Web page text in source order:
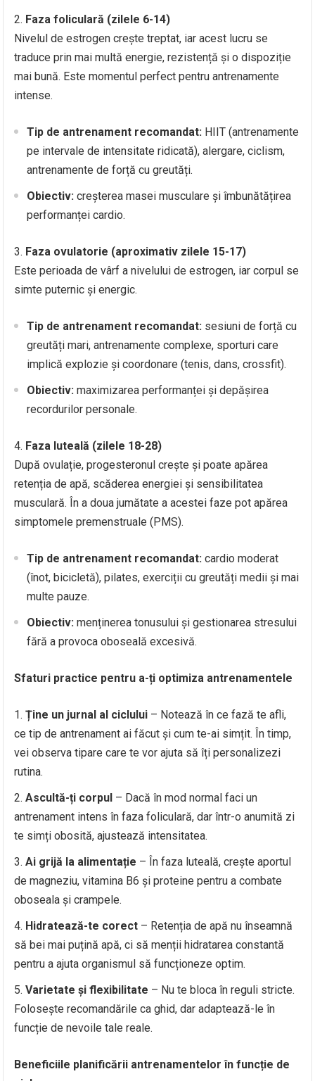
Faza foliculară (zilele 6-14)
Nivelul de estrogen crește treptat, iar acest lucru se
traduce prin mai multă energie, rezistență și o dispoziție
mai bună. Este momentul perfect pentru antrenamente
intense.
Tip de antrenament recomandat: HIIT (antrenamente
pe intervale de intensitate ridicată), alergare, ciclism,
antrenamente de forță cu greutăți.
Obiectiv: creșterea masei musculare și îmbunătățirea
performanței cardio.
Faza ovulatorie (aproximativ zilele 15-17)
Este perioada de vârf a nivelului de estrogen, iar corpul se
simte puternic și energic.
Tip de antrenament recomandat: sesiuni de forță cu
greutăți mari, antrenamente complexe, sporturi care
implică explozie și coordonare (tenis, dans, crossfit).
Obiectiv: maximizarea performanței și depășirea
recordurilor personale.
Faza luteală (zilele 18-28)
După ovulație, progesteronul crește și poate apărea
retenția de apă, scăderea energiei și sensibilitatea
musculară. În a doua jumătate a acestei faze pot apărea
simptomele premenstruale (PMS).
Tip de antrenament recomandat: cardio moderat
(înot, bicicletă), pilates, exerciții cu greutăți medii și mai
multe pauze.
Obiectiv: menținerea tonusului și gestionarea stresului
fără a provoca oboseală excesivă.
Sfaturi practice pentru a-ți optimiza antrenamentele
Ține un jurnal al ciclului – Notează în ce fază te afli,
ce tip de antrenament ai făcut și cum te-ai simțit. În timp,
vei observa tipare care te vor ajuta să îți personalizezi
rutina.
Ascultă-ți corpul – Dacă în mod normal faci un
antrenament intens în faza foliculară, dar într-o anumită zi
te simți obosită, ajustează intensitatea.
Ai grijă la alimentație – În faza luteală, crește aportul
de magneziu, vitamina B6 și proteine pentru a combate
oboseala și crampele.
Hidratează-te corect – Retenția de apă nu înseamnă
să bei mai puțină apă, ci să menții hidratarea constantă
pentru a ajuta organismul să funcționeze optim.
Varietate și flexibilitate – Nu te bloca în reguli stricte.
Folosește recomandările ca ghid, dar adaptează-le în
funcție de nevoile tale reale.
Beneficiile planificării antrenamentelor în funcție de